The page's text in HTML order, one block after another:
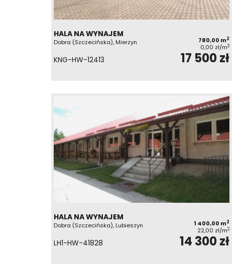
HALA NA WYNAJEM
Dobra (Szczecińska), Mierzyn 780,00 m2
0,00 zł/m2
KNG-HW-12413 17 500 zł
HALA NA WYNAJEM
Dobra (Szczecińska), Lubieszyn 1 400,00 m2
22,00 zł/m2
LH1-HW-41828 14 300 zł